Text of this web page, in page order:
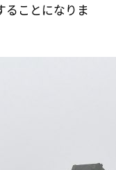
ることになりま